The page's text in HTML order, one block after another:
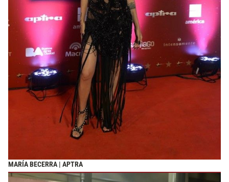
MARÍA BECERRA | APTRA